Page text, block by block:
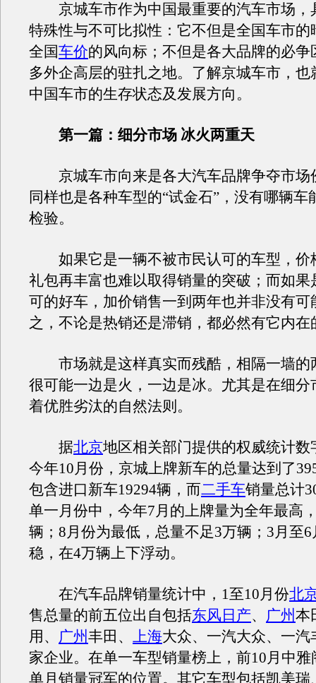
京城车市作为中国最重要的汽车市场，
特殊性与不可比拟性：它不但是全国车市的
全国车价的风向标；不但是各大品牌的必争
多外企高层的驻扎之地。了解京城车市，也
中国车市的生存状态及发展方向。
第一篇：细分市场 冰火两重天
京城车市向来是各大汽车品牌争夺市场
同样也是各种车型的“试金石”，没有哪辆车
检验。
如果它是一辆不被市民认可的车型，价
礼包再丰富也难以取得销量的突破；而如果
可的好车，加价销售一到两年也并非没有可
之，不论是热销还是滞销，都必然有它内在
市场就是这样真实而残酷，相隔一墙的
很可能一边是火，一边是冰。尤其是在细分
着优胜劣汰的自然法则。
据北京地区相关部门提供的权威统计数
今年10月份，京城上牌新车的总量达到了
包含进口新车19294辆，而二手车销量总计
单一月份中，今年7月的上牌量为全年最高
辆；8月份为最低，总量不足3万辆；3月至
稳，在4万辆上下浮动。
在汽车品牌销量统计中，1至10月份北
售总量的前五位出自包括东风日产、 广州本
用、 广州丰田、 上海大众、一汽大众、一汽
家企业。在单一车型销量榜上，前10月中
单月销量冠军的位置。其它车型包括凯美瑞